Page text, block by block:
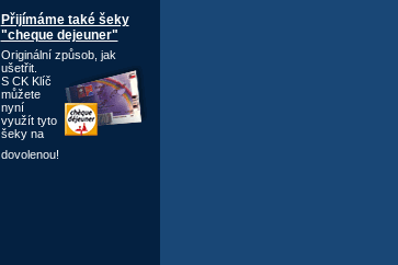
Přijímáme také šeky
"cheque dejeuner"
Originální způsob, jak
ušetřit.
S CK Klíč
můžete
nyní
využít tyto
šeky na
dovolenou!